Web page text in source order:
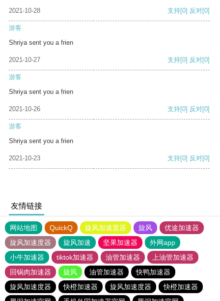
2021-10-28 支持[0] 反对[0]
游客
Shriya sent you a frien
2021-10-27 支持[0] 反对[0]
游客
Shriya sent you a frien
2021-10-26 支持[0] 反对[0]
游客
Shriya sent you a frien
2021-10-23 支持[0] 反对[0]
友情链接
网站地图 QuickQ 旋风加速度器 旋风
优途加速器
旋风加速度器
旋风加速 坚果加速器
外网app
小牛加速器
tiktok加速器 油管加速器
上油管加速器
回锅肉加速器
旋风 油管加速器
快鸭加速器
旋风加速度器
快橙加速器 旋风加速度器
快橙加速器